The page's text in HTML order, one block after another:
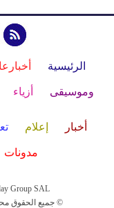
الرئيسية
وموسيقى أزياء
أخبار إعلام
مدونات
Group SAL
جميع الحقوق محفوظة لمجموعة العرب اليوم الاعلامية 2025 ©